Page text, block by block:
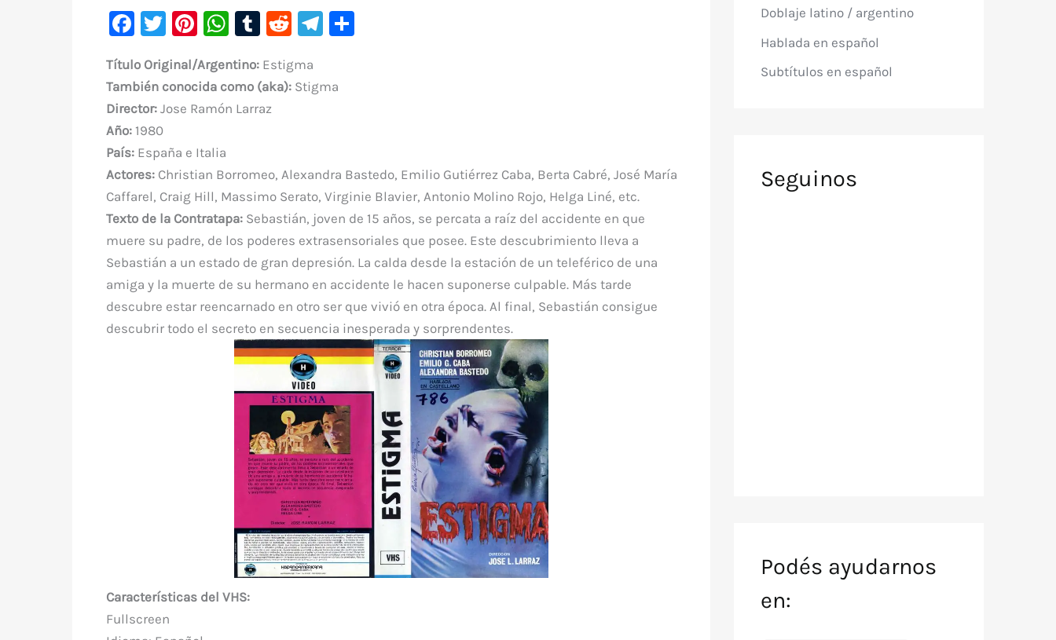
F
c
e
b
o
o
k
T
it
te
Pi
er
e
W
at
s
p
T
m
bl
R
d
di
Te
a
C
r
Título Original/Argentino: Estigma
También conocida como (aka):Stigma
Director:Jose Ramón Larraz
Año:1980
País:España e Italia
Actores:Christian Borromeo, Alexandra Bastedo, Emilio Gutiérrez Caba, Berta Cabré, José María
Caffarel, Craig Hill, Massimo Serato, Virginie Blavier, Antonio Molino Rojo, Helga Liné, etc.
Texto de la Contratapa:Sebastián, joven de 15 años, se percata a raíz del accidente en que
muere su padre, de los poderes extrasensoriales que posee. Este descubrimiento lleva a
Sebastián a un estado de gran depresión. La calda desde la estación de un teleférico de una
amiga y la muerte de su hermano en accidente le hacen suponerse culpable. Más tarde
descubre estar reencarnado en otro ser que vivió en otra época. Al final, Sebastián consigue
descubrir todo el secreto en secuencia inesperada y sorprendentes.
Características del VHS:
Fullscreen
o
:
Doblaje latino / argentino
Hablada en español
Subtítulos en español
Seguinos
Podés ayudarnos
en: